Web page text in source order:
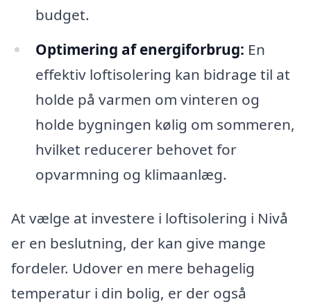
budget.
Optimering af energiforbrug: En
effektiv loftisolering kan bidrage til at
holde på varmen om vinteren og
holde bygningen kølig om sommeren,
hvilket reducerer behovet for
opvarmning og klimaanlæg.
At vælge at investere i loftisolering i Nivå
er en beslutning, der kan give mange
fordeler. Udover en mere behagelig
temperatur i din bolig, er der også